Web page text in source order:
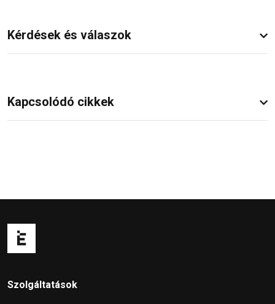
Kérdések és válaszok
Kapcsolódó cikkek
Szolgáltatások